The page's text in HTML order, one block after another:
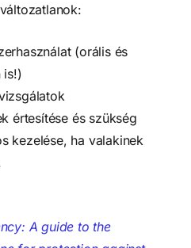
(orális és
is!)
értesítése és szükség
kezelése, ha valakinek
A guide to the